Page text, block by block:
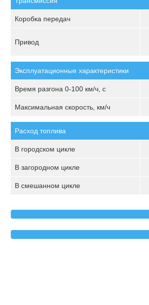
Коробка передач
Привод
Эксплуатационные характеристики
Время разгона 0-100 км/ч, с
Максимальная скорость, км/ч
Расход топлива
В городском цикле
В загородном цикле
В смешанном цикле